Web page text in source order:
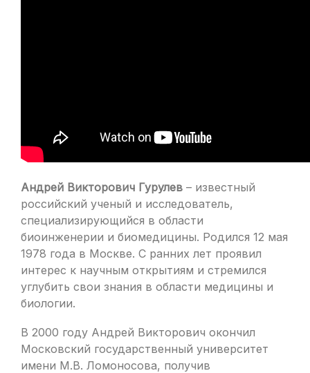
Андрей Викторович Гурулев – известный
российский ученый и исследователь,
специализирующийся в области
биоинженерии и биомедицины. Родился 12 мая
1978 года в Москве. С ранних лет проявил
интерес к научным открытиям и стремился
углубить свои знания в области медицины и
биологии.
В 2000 году Андрей Викторович окончил
Московский государственный университет
имени М.В. Ломоносова, получив